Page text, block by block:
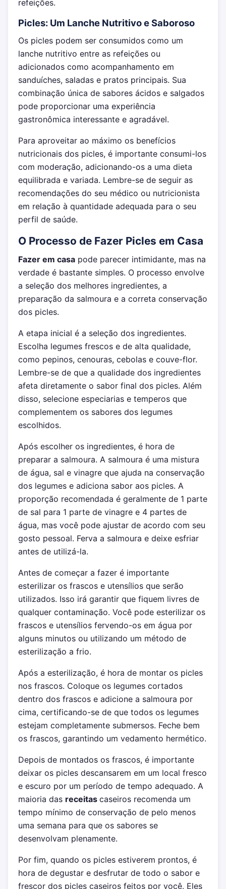
refeições.
Picles: Um Lanche Nutritivo e Saboroso
Os picles podem ser consumidos como um
lanche nutritivo entre as refeições ou
adicionados como acompanhamento em
sanduíches, saladas e pratos principais. Sua
combinação única de sabores ácidos e salgados
pode proporcionar uma experiência
gastronômica interessante e agradável.
Para aproveitar ao máximo os benefícios
nutricionais dos picles, é importante consumi-los
com moderação, adicionando-os a uma dieta
equilibrada e variada. Lembre-se de seguir as
recomendações do seu médico ou nutricionista
em relação à quantidade adequada para o seu
perfil de saúde.
O Processo de Fazer Picles em Casa
Fazer em casa pode parecer intimidante, mas na
verdade é bastante simples. O processo envolve
a seleção dos melhores ingredientes, a
preparação da salmoura e a correta conservação
dos picles.
A etapa inicial é a seleção dos ingredientes.
Escolha legumes frescos e de alta qualidade,
como pepinos, cenouras, cebolas e couve-flor.
Lembre-se de que a qualidade dos ingredientes
afeta diretamente o sabor final dos picles. Além
disso, selecione especiarias e temperos que
complementem os sabores dos legumes
escolhidos.
Após escolher os ingredientes, é hora de
preparar a salmoura. A salmoura é uma mistura
de água, sal e vinagre que ajuda na conservação
dos legumes e adiciona sabor aos picles. A
proporção recomendada é geralmente de 1 parte
de sal para 1 parte de vinagre e 4 partes de
água, mas você pode ajustar de acordo com seu
gosto pessoal. Ferva a salmoura e deixe esfriar
antes de utilizá-la.
Antes de começar a fazer é importante
esterilizar os frascos e utensílios que serão
utilizados. Isso irá garantir que fiquem livres de
qualquer contaminação. Você pode esterilizar os
frascos e utensílios fervendo-os em água por
alguns minutos ou utilizando um método de
esterilização a frio.
Após a esterilização, é hora de montar os picles
nos frascos. Coloque os legumes cortados
dentro dos frascos e adicione a salmoura por
cima, certificando-se de que todos os legumes
estejam completamente submersos. Feche bem
os frascos, garantindo um vedamento hermético.
Depois de montados os frascos, é importante
deixar os picles descansarem em um local fresco
e escuro por um período de tempo adequado. A
maioria das receitas caseiros recomenda um
tempo mínimo de conservação de pelo menos
uma semana para que os sabores se
desenvolvam plenamente.
Por fim, quando os picles estiverem prontos, é
hora de degustar e desfrutar de todo o sabor e
frescor dos picles caseiros feitos por você. Eles